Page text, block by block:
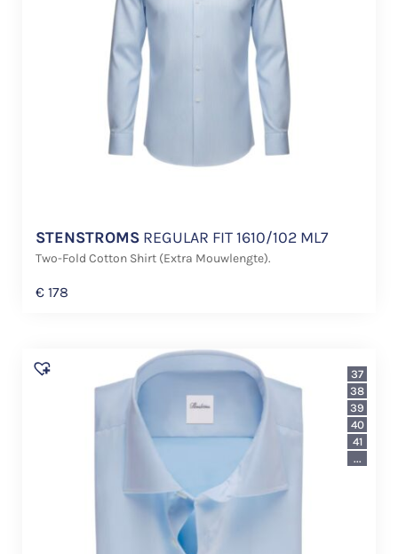
STENSTROMS REGULAR FIT 1610/102 ML7
Two-Fold Cotton Shirt (Extra Mouwlengte).
€ 178
37
38
39
40
41
...